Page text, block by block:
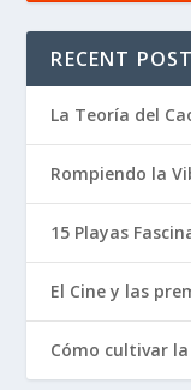
RECENT
La Teoría del
Rompiendo la
15 Playas
El Cine y las
Cómo cultivar